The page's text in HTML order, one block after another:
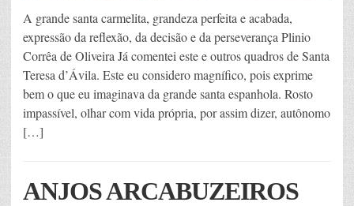
A grande santa carmelita, grandeza perfeita e acabada,
expressão da reflexão, da decisão e da perseverança Plinio
Corrêa de Oliveira Já comentei este e outros quadros de Santa
Teresa d’Ávila. Este eu considero magnífico, pois exprime
bem o que eu imaginava da grande santa espanhola. Rosto
impassível, olhar com vida própria, por assim dizer, autônomo
[…]
ANJOS ARCABUZEIROS